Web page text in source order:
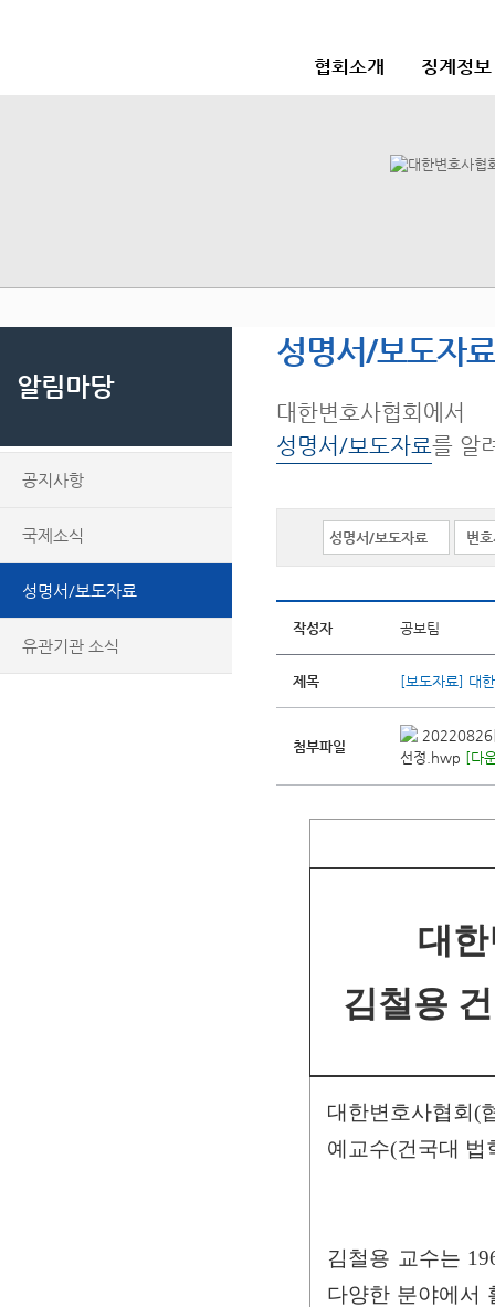
협회소개 징계정
알림마당
공지사항
국제소식
성명서/보도자료
유관기관 소식
성명서/보도자료
대한변호사협회에서
성명서/보도자료를 알
작성자 공보팀
제목 [보도자료] 대
첨부파일
20220826[
선정.hwp [다
대
김철용
대한변호사협회(
예교수(건국대 법
김철용 교수는
다양한 분야에서